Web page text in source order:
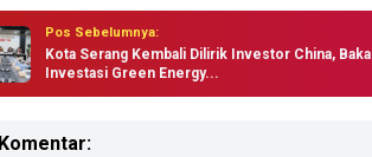
Pos Sebelumnya:
Kota Serang Kembali Dilirik Investor China, Bakal
Investasi Green Energy...
Komentar: